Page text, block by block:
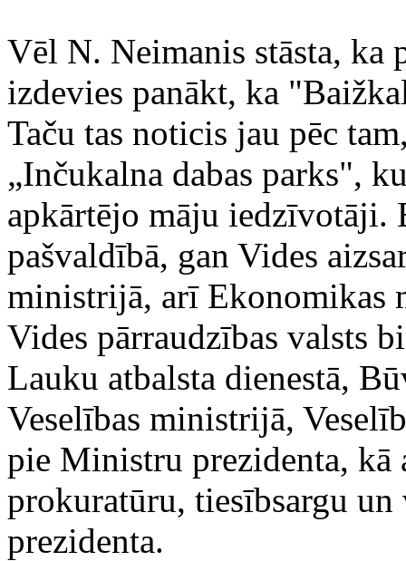
Vēl N. Neimanis stāsta, ka
izdevies panākt, ka
Taču tas noticis jau pēc
„Inčukalna dabas parks",
apkārtējo māju iedzīvotāji.
pašvaldībā, gan Vides
ministrijā, arī Ekonomikas
Vides pārraudzības valsts
Lauku atbalsta dienestā,
Veselības ministrijā,
pie Ministru prezidenta,
prokuratūru, tiesībsargu un
prezidenta.